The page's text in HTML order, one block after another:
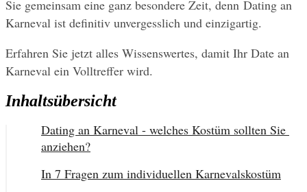
Sie gemeinsam eine ganz besondere Zeit, denn Dating an
Karneval ist definitiv unvergesslich und einzigartig.
Erfahren Sie jetzt alles Wissenswertes, damit Ihr Date an
Karneval ein Volltreffer wird.
Inhaltsübersicht
Dating an Karneval - welches Kostüm sollten Sie
anziehen?
In 7 Fragen zum individuellen Karnevalskostüm